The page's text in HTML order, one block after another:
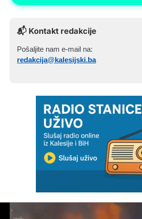
📬 Kontakt redakcije
Pošaljite nam e-mail na:
redakcija@kalesijski.ba